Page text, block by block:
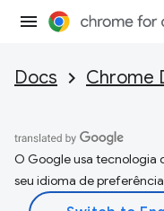
Docs Chrome
O Google usa tecnologia
seu idioma de